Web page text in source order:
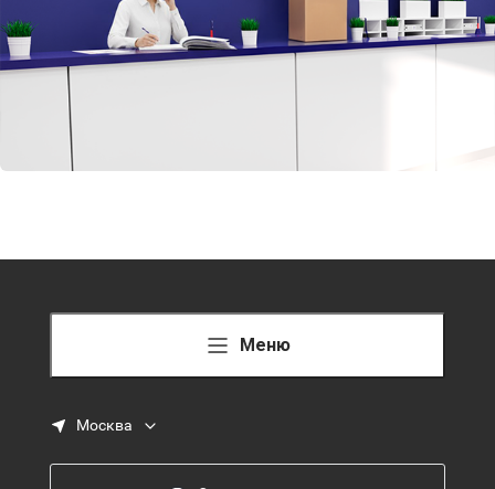
Меню
Москва